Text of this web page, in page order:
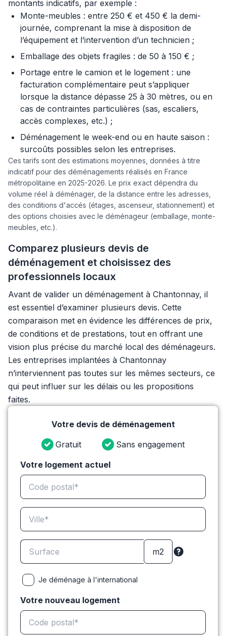
montants indicatifs, par exemple :
Monte-meubles : entre 250 € et 450 € la demi-
journée, comprenant la mise à disposition de
l’équipement et l’intervention d’un technicien ;
Emballage des objets fragiles : de 50 à 150 € ;
Portage entre le camion et le logement : une
facturation complémentaire peut s’appliquer
lorsque la distance dépasse 25 à 30 mètres, ou en
cas de contraintes particulières (sas, escaliers,
accès complexes, etc.) ;
Déménagement le week-end ou en haute saison :
surcoûts possibles selon les entreprises.
Ces tarifs sont des estimations moyennes, données à titre
indicatif pour des déménagements réalisés en France
métropolitaine en 2025-2026. Le prix exact dépendra du
volume réel à déménager, de la distance entre les adresses,
des conditions d'accés (étages, ascenseur, stationnement) et
des options choisies avec le déménageur (emballage, monte-
meubles, etc.).
Comparez plusieurs devis de
déménagement et choisissez des
professionnels locaux
Avant de valider un déménagement à Chantonnay, il
est essentiel d’examiner plusieurs devis. Cette
comparaison met en évidence les différences de prix,
de conditions et de prestations, tout en offrant une
vision plus précise du marché local des déménageurs.
Les entreprises implantées à Chantonnay
n’interviennent pas toutes sur les mêmes secteurs, ce
qui peut influer sur les délais ou les propositions
faites.
Votre devis de déménagement
Gratuit
Sans engagement
Votre logement actuel
Je déménage à l'international
Votre nouveau logement